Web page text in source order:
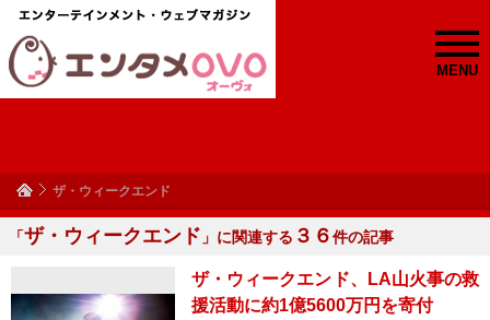
MENU
ザ・ウィークエンド
「ザ・ウィークエンド 」に関連する ３６件の記事
ザ・ウィークエンド、LA山火事の救
援活動に約1億5600万円を寄付